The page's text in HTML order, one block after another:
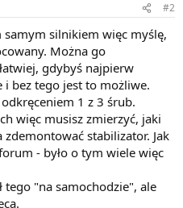
#2
silnikiem więc myślę,
Można go
gdybyś najpierw
i bez tego jest to możliwe.
1 z 3 śrub.
więc musisz zmierzyć, jaki
stabilizator. Jak
- było o tym wiele więc
tego "na samochodzie", ale